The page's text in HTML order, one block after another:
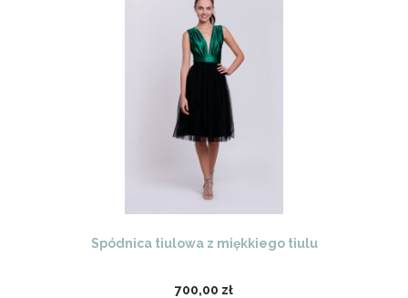
Spódnica tiulowa z miękkiego tiulu
700,00 zł